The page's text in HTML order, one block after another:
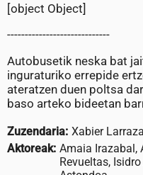
[object Object]
-----------------------------
Autobusetik neska bat
inguraturiko errepide
ateratzen duen poltsa
baso arteko bideetan
Zuzendaria: Xabier
Aktoreak: Amaia Irazabal,
Revueltas,